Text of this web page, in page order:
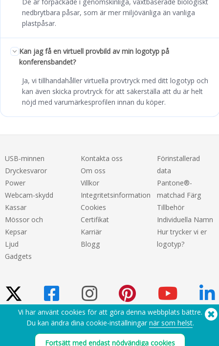
nedbrytbara påsar, som är mer miljövänliga än vanliga
plastpåsar.
Kan jag få en virtuell provbild av min logotyp på
konferensbandet?
Ja, vi tillhandahåller virtuella provtryck med ditt logotyp och
kan även skicka provtryck för att säkerställa att du är helt
nöjd med varumärkesprofilen innan du köper.
USB-minnen
Dryckesvaror
Power
Webcam-skydd
Kassar
Mössor och
Kepsar
Ljud
Gadgets
Kontakta oss
Om oss
Villkor
Integritetsinformation
Cookies
Certifikat
Karriär
Blogg
Förinstallerad
data
Pantone®-
matchad Färg
Tillbehör
Individuella Namn
Hur trycker vi er
logotyp?
Behöver du hjälp? Tel:(650) 938-3500 (US)
Copyright © 2026 Flashbay
Vi har använt cookies för att göra denna webbplats bättre.
Du kan ändra dina cookie-inställningar när som helst.
Fortsätt med endast nödvändiga cookies